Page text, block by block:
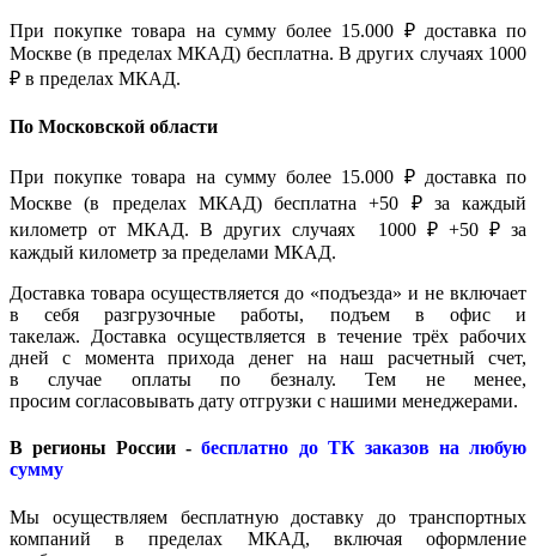
При покупке товара на сумму более 15.000 ₽ доставка по
Москве (в пределах МКАД) бесплатна. В других случаях 1000
₽ в пределах МКАД.
По Московской области
При покупке товара на сумму более 15.000 ₽ доставка по
Москве (в пределах МКАД) бесплатна +50 ₽ за каждый
километр от МКАД. В других случаях 1000 ₽ +50 ₽ за
каждый километр за пределами МКАД.
Доставка товара осуществляется до «подъезда» и не включает
в себя разгрузочные работы, подъем в офис и
такелаж. Доставка осуществляется в течение трёх рабочих
дней с момента прихода денег на наш расчетный счет,
в случае оплаты по безналу. Тем не менее,
просим согласовывать дату отгрузки с нашими менеджерами.
В регионы России -бесплатно до ТК заказов на любую
сумму
Мы осуществляем бесплатную доставку до транспортных
компаний в пределах МКАД, включая оформление